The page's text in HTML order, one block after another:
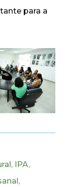
para a
, IPA,
,